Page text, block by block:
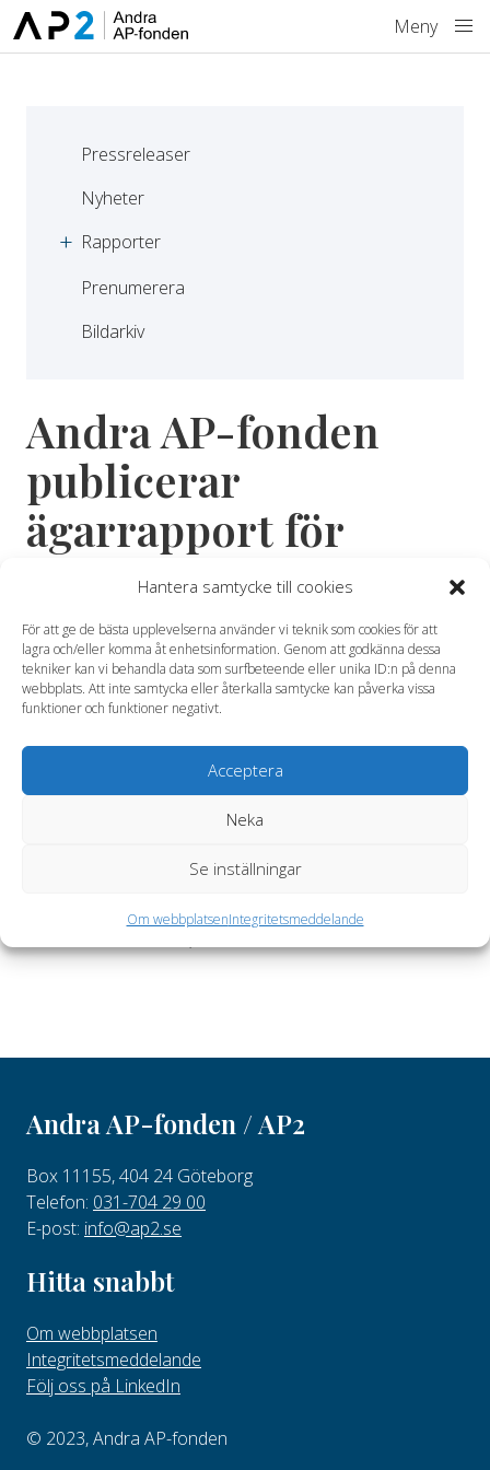
Hantera samtycke till cookies
För att ge de bästa upplevelserna använder vi teknik som cookies för att
lagra och/eller komma åt enhetsinformation. Genom att godkänna dessa
tekniker kan vi behandla data som surfbeteende eller unika ID:n på denna
webbplats. Att inte samtycka eller återkalla samtycke kan påverka vissa
funktioner och funktioner negativt.
Acceptera
Neka
Se inställningar
Om webbplatsenIntegritetsmeddelande
Hoppa till innehåll
Meny
Pressreleaser
Nyheter
Rapporter
Prenumerera
Bildarkiv
Andra AP-fonden
publicerar
ägarrapport för
2010/2011
Idag publicerar Andra AP-fonden sin ägarrapport för
2010/2011. Fondens ägaraktiviteter presenteras
tillsammans med temaartiklar om bland annat hållbarhet
i fokus vid fondens skogs- och jordbruksinvesteringar,
utvecklingen av andelen kvinnliga styrelseledamöter,
bolagsstyrning i Asien samt i samband med att fonden i
år firar tioårsjubileum – hur ägarfrågan var i fokus redan
när fonden startade 2001 .
Ladda ner rapporten här.
För ytterligare information kontakta: Ulrika Danielson,
Andra AP-fonden / AP2
Box 11155, 404 24 Göteborg
Telefon: 031-704 29 00
E-post: info@ap2.se
Hitta snabbt
Om webbplatsen
Integritetsmeddelande
Följ oss på LinkedIn
© 2023, Andra AP-fonden